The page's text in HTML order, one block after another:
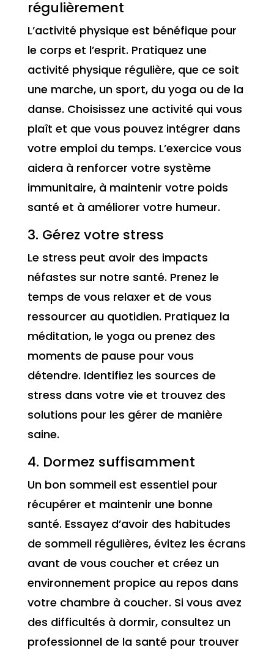
régulièrement
L’activité physique est bénéfique pour
le corps et l’esprit. Pratiquez une
activité physique régulière, que ce soit
une marche, un sport, du yoga ou de la
danse. Choisissez une activité qui vous
plaît et que vous pouvez intégrer dans
votre emploi du temps. L’exercice vous
aidera à renforcer votre système
immunitaire, à maintenir votre poids
santé et à améliorer votre humeur.
3. Gérez votre stress
Le stress peut avoir des impacts
néfastes sur notre santé. Prenez le
temps de vous relaxer et de vous
ressourcer au quotidien. Pratiquez la
méditation, le yoga ou prenez des
moments de pause pour vous
détendre. Identifiez les sources de
stress dans votre vie et trouvez des
solutions pour les gérer de manière
saine.
4. Dormez suffisamment
Un bon sommeil est essentiel pour
récupérer et maintenir une bonne
santé. Essayez d’avoir des habitudes
de sommeil régulières, évitez les écrans
avant de vous coucher et créez un
environnement propice au repos dans
votre chambre à coucher. Si vous avez
des difficultés à dormir, consultez un
professionnel de la santé pour trouver